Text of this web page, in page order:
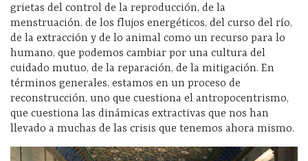
grietas del control de la reproducción, de la
menstruación, de los flujos energéticos, del curso del río,
de la extracción y de lo animal como un recurso para lo
humano, que podemos cambiar por una cultura del
cuidado mutuo, de la reparación, de la mitigación. En
términos generales, estamos en un proceso de
reconstrucción, uno que cuestiona el antropocentrismo,
que cuestiona las dinámicas extractivas que nos han
llevado a muchas de las crisis que tenemos ahora mismo.